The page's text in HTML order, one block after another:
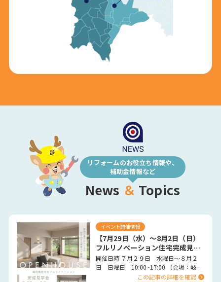
リフォームのお役立ち情報や、
補助金情報など
News ＆ Topics
イベント開催情報
【7月29日（水）～8月2日（日）
フルリノベーション住宅完成見学
会の開催】
開催日時 ７月２９日 水曜日～８月２
日 日曜日 10:00~17:00 （会場：岐阜
県大垣市） 完全予約制 …
この記事の詳細を確認